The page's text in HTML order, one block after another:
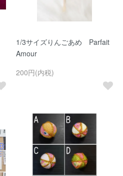
1/3サイズりんごあめ Parfait
Amour
200円(内税)